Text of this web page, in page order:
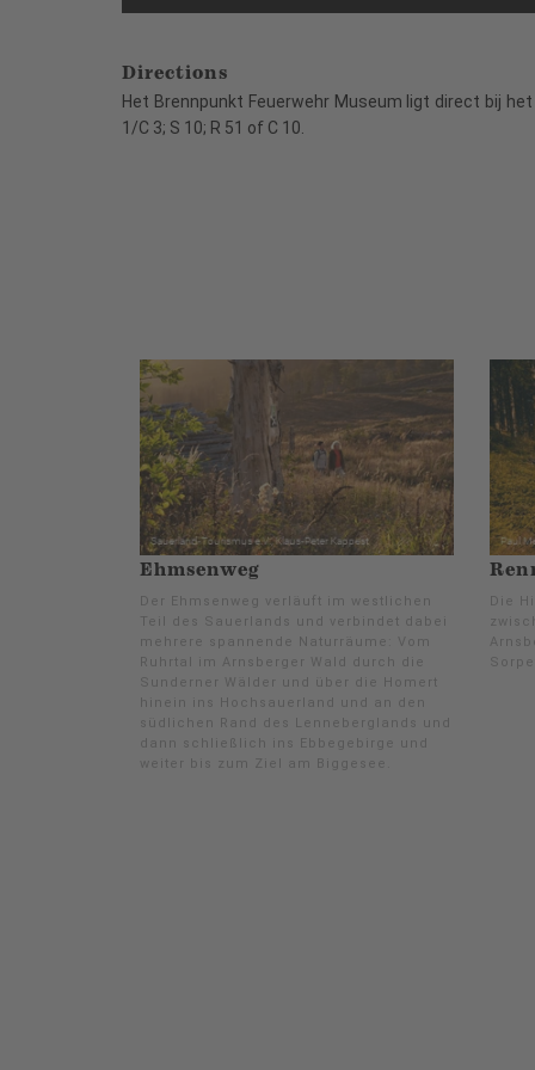
Directions
Het Brennpunkt Feuerwehr Museum ligt direct bij
1/C 3; S 10; R 51 of C 10.
Ehmsenweg
Der Ehmsenweg verläuft im westlichen
Teil des Sauerlands und verbindet dabei
mehrere spannende Naturräume: Vom
Ruhrtal im Arnsberger Wald durch die
Sunderner Wälder und über die Homert
hinein ins Hochsauerland und an den
südlichen Rand des Lenneberglands und
dann schließlich ins Ebbegebirge und
weiter bis zum Ziel am Biggesee.
Die